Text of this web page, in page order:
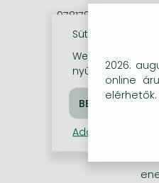
9781785124532
Puhakötés
234x151x38 mm
596 g
angol
2026.
online
elérhetők.
Sütik használata
Weboldalunkon
nyújtsunk
Adatkezelési